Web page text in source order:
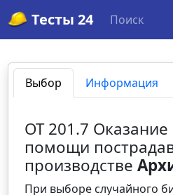
Тесты 24 Поиск
Выбор Информация
ОТ 201.7
помощи
производстве
При выборе случайного